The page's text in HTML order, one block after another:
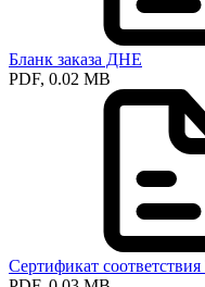
Бланк заказа ДНЕ
PDF, 0.02 MB
Сертификат